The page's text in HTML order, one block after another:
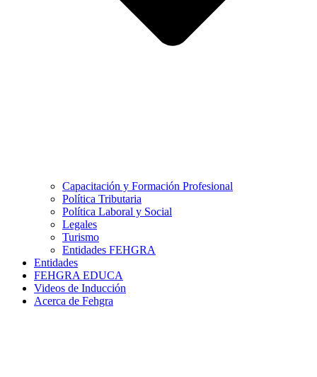
Capacitación y Formación Profesional
Política Tributaria
Política Laboral y Social
Legales
Turismo
Entidades FEHGRA
Entidades
FEHGRA EDUCA
Videos de Inducción
Acerca de Fehgra